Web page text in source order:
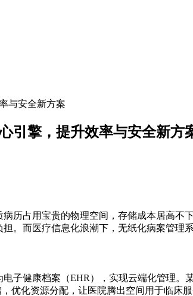
与安全新方案
引擎，提升效率与安全新方
历占用宝贵的物理空间，存储成本居高不
。而医疗信息化浪潮下，无纸化病案管理
子健康档案（EHR），实现云端化管理
优化资源分配，让医院腾出空间用于临